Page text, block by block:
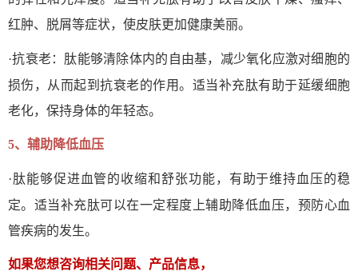
红肿、脱屑等症状，使皮肤更加健康美丽。
·抗衰老： 肽能够清除体内的自由基，减少氧化应激对细胞的
损伤，从而起到抗衰老的作用。适当补充肽有助于延缓细胞
老化，保持身体的年轻态。
5、辅助降低血压
·肽能够促进血管的收缩和舒张功能，有助于维持血压的稳
定。适当补充肽可以在一定程度上辅助降低血压，预防心血
管疾病的发生。
如果您想咨询相关问题、产品信息，